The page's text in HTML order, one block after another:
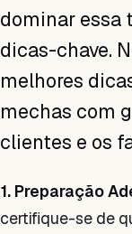
dominar essa
dicas-chave.
melhores
mechas com
clientes e os
1. Preparação
certifique-se de